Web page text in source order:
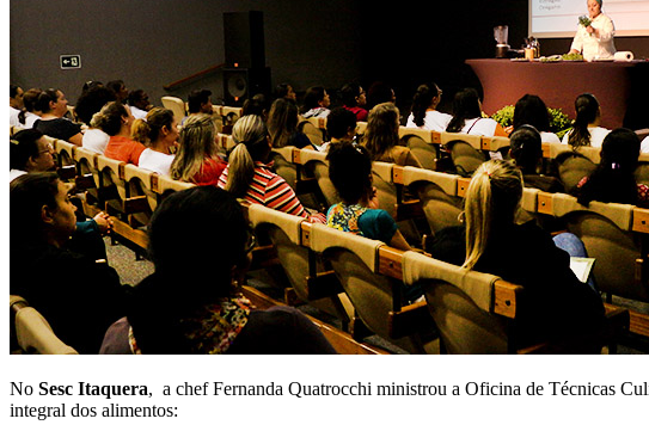
No Sesc Itaquera, a chef Fernanda Quatrocchi ministrou a Oficina de Técnicas
integral dos alimentos: